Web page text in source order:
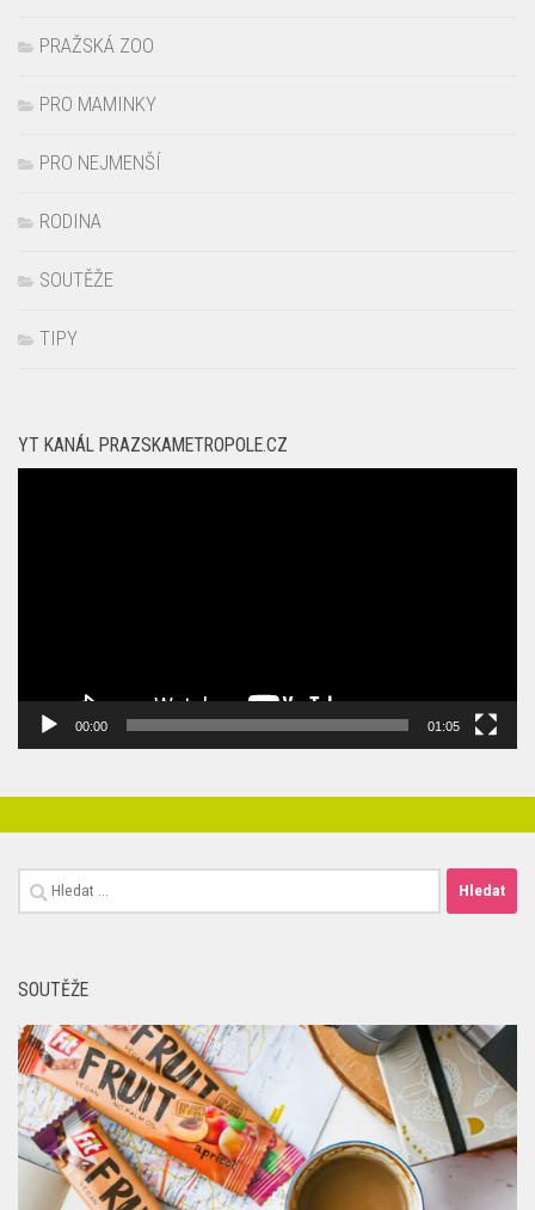
PRAŽSKÁ ZOO
PRO MAMINKY
PRO NEJMENŠÍ
RODINA
SOUTĚŽE
TIPY
YT KANÁL PRAZSKAMETROPOLE.CZ
00:00 01:05
Vyhledávání
SOUTĚŽE